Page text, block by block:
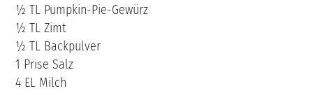
½ TL Pumpkin-Pie-Gewürz
½ TL Zimt
½ TL Backpulver
1 Prise Salz
4 EL Milch